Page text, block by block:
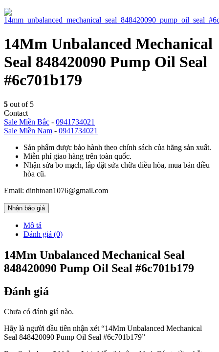
14Mm Unbalanced Mechanical
Seal 848420090 Pump Oil Seal
#6c701b179
5 out of 5
Contact
Sale Miền Bắc - 0941734021
Sale Miền Nam - 0941734021
Sản phẩm được bảo hành theo chính sách của hãng sản xuất.
Miễn phí giao hàng trên toàn quốc.
Nhận sửa bo mạch, lắp đặt sửa chữa điều hòa, mua bán điều
hòa cũ.
Email: dinhtoan1076@gmail.com
Nhận báo giá
Mô tả
Đánh giá (0)
14Mm Unbalanced Mechanical Seal
848420090 Pump Oil Seal #6c701b179
Đánh giá
Chưa có đánh giá nào.
Hãy là người đầu tiên nhận xét “14Mm Unbalanced Mechanical
Seal 848420090 Pump Oil Seal #6c701b179”